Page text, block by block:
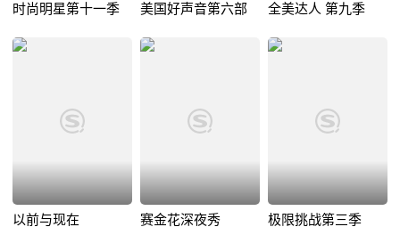
时尚明星第十一季 美国好声音第六部 全美达人 第九季
以前与现在 赛金花深夜秀 极限挑战第三季